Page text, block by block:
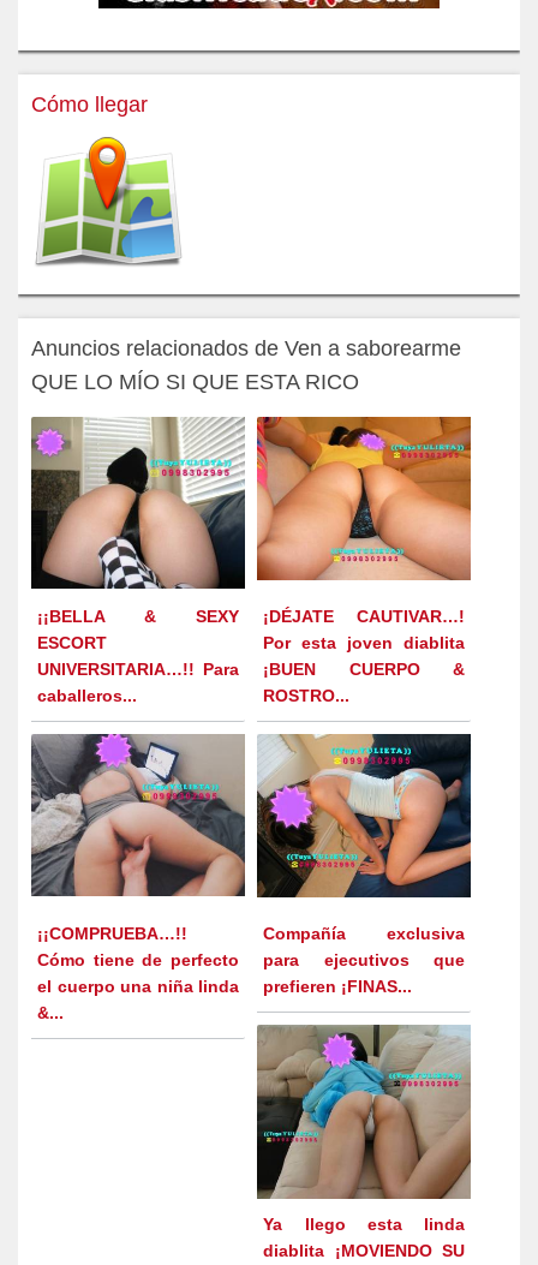
Cómo llegar
Anuncios relacionados de Ven a saborearme
QUE LO MÍO SI QUE ESTA RICO
¡¡BELLA & SEXY
ESCORT
UNIVERSITARIA…!! Para
caballeros...
¡DÉJATE CAUTIVAR…!
Por esta joven diablita
¡BUEN CUERPO &
ROSTRO...
¡¡COMPRUEBA…!!
Cómo tiene de perfecto
el cuerpo una niña linda
&...
Compañía exclusiva
para ejecutivos que
prefieren ¡FINAS...
Ya llego esta linda
diablita ¡MOVIENDO SU